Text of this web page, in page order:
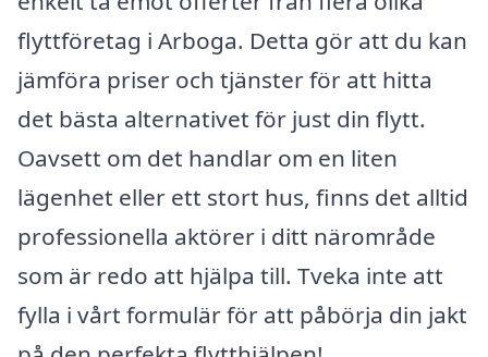
flyttföretag i Arboga. Detta gör att du kan
jämföra priser och tjänster för att hitta
det bästa alternativet för just din flytt.
Oavsett om det handlar om en liten
lägenhet eller ett stort hus, finns det alltid
professionella aktörer i ditt närområde
som är redo att hjälpa till. Tveka inte att
fylla i vårt formulär för att påbörja din jakt